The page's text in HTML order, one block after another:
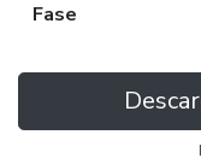
Fase